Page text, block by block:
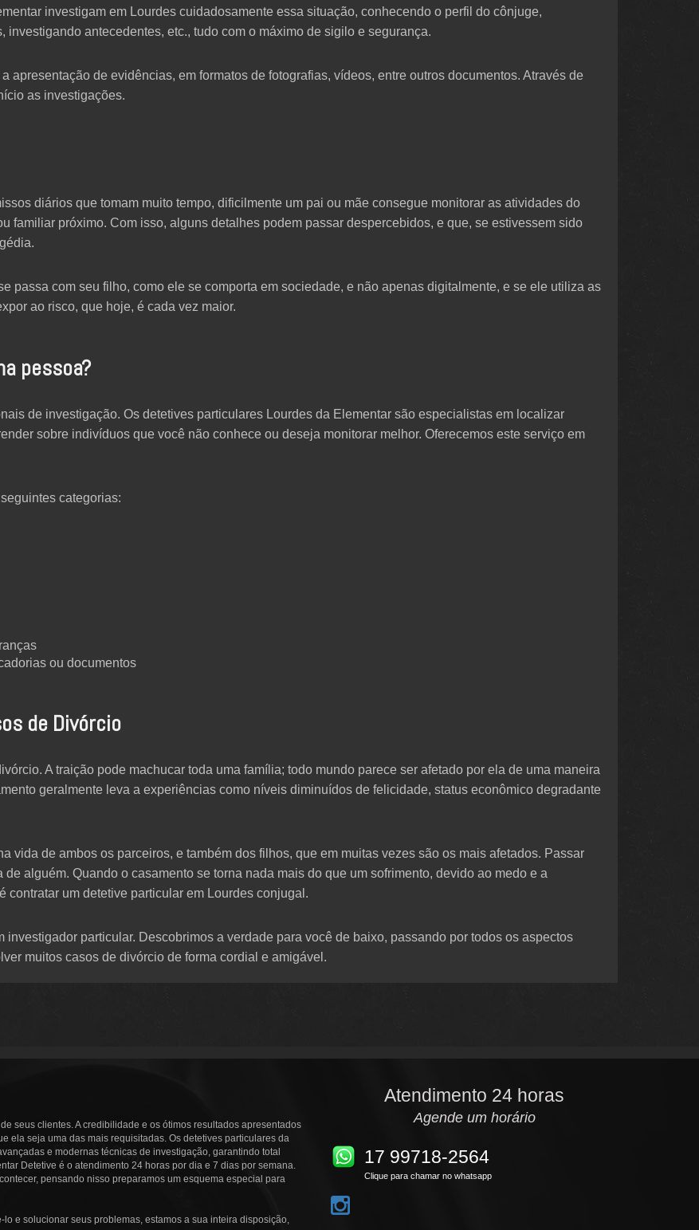
investigam em Lourdes cuidadosamente essa situação, conhecendo o perfil do cônjuge,
antecedentes, etc., tudo com o máximo de sigilo e segurança.
apresentação de evidências, em formatos de fotografias, vídeos, entre outros documentos. Através de
as investigações.
diários que tomam muito tempo, dificilmente um pai ou mãe consegue monitorar as atividades do
familiar próximo. Com isso, alguns detalhes podem passar despercebidos, e que, se estivessem sido
passa com seu filho, como ele se comporta em sociedade, e não apenas digitalmente, e se ele utiliza as
ao risco, que hoje, é cada vez maior.
pessoa?
de investigação. Os detetives particulares Lourdes da Elementar são especialistas em localizar
sobre indivíduos que você não conhece ou deseja monitorar melhor. Oferecemos este serviço em
categorias:
ou documentos
de Divórcio
A traição pode machucar toda uma família; todo mundo parece ser afetado por ela de uma maneira
geralmente leva a experiências como níveis diminuídos de felicidade, status econômico degradante
vida de ambos os parceiros, e também dos filhos, que em muitas vezes são os mais afetados. Passar
alguém. Quando o casamento se torna nada mais do que um sofrimento, devido ao medo e a
contratar um detetive particular em Lourdes conjugal.
investigador particular. Descobrimos a verdade para você de baixo, passando por todos os aspectos
muitos casos de divórcio de forma cordial e amigável.
seus clientes. A credibilidade e os ótimos resultados apresentados
ela seja uma das mais requisitadas. Os detetives particulares da
e modernas técnicas de investigação, garantindo total
Detetive é o atendimento 24 horas por dia e 7 dias por semana.
pensando nisso preparamos um esquema especial para
e solucionar seus problemas, estamos a sua inteira disposição,
Atendimento 24 horas
Agende um horário
17 99718-2564
Clique para chamar no whatsapp